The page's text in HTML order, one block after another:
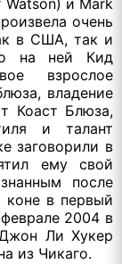
и Mark
очень
в США, так и
на ней Кид
взрослое
владение
Коаст Блюза,
и талант
заговорили в
ему свой
после
коне в первый
2004 в
Ли Хукер
из Чикаго.